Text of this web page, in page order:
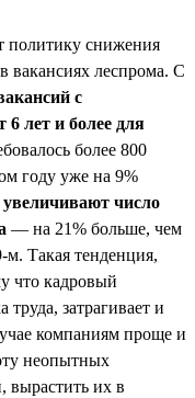
политику снижения
вакансиях леспрома. С
с
6 лет и более для
более 800
году уже на 9%
увеличивают число
— на 21% больше, чем
Такая тенденция,
что кадровый
затрагивает и
компаниям проще и
неопытных
вырастить их в